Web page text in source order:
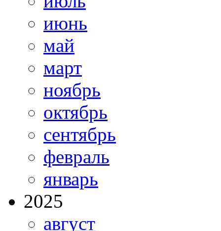
июнь
май
март
ноябрь
октябрь
сентябрь
февраль
январь
2025
август